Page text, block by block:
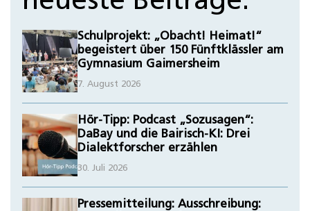
Schulprojekt: „Obacht! Heimat!“
begeistert über 150 Fünftklässler am
Gymnasium Gaimersheim
7. August 2026
Hör-Tipp: Podcast „Sozusagen“:
DaBay und die Bairisch-KI: Drei
Dialektforscher erzählen
30. Juli 2026
Pressemitteilung: Ausschreibung: